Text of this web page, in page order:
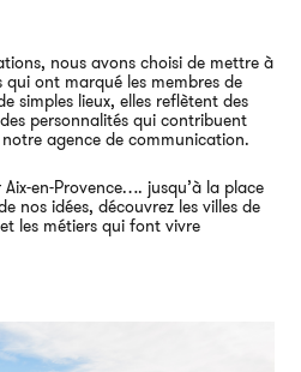
nous avons choisi de mettre à
qui ont marqué les membres de
simples lieux, elles reflètent des
personnalités qui contribuent
agence de communication.
en-Provence…. jusqu’à la place
nos idées, découvrez les villes de
les métiers qui font vivre